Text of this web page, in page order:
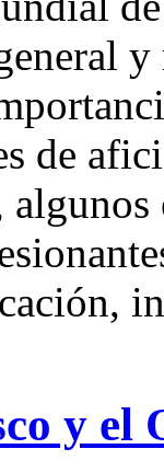
de
y el